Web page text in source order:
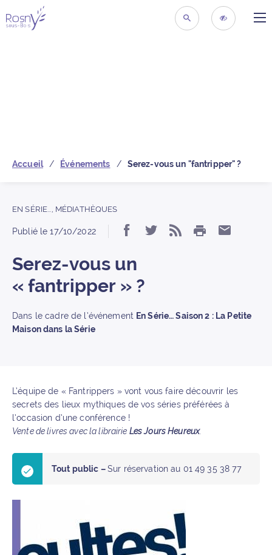
Retour à la pageRECHERCHER
Accueil Événements Serez-vous un "fantripper" ?
EN SÉRIE..., MÉDIATHÈQUES
Publié le17/10/2022 Partager « Serez-
Partager « Serez-
S’abonner
IMPRIMER
Serez-vous un
« fantripper » ?
Dans le cadre de l’événement En Série… Saison 2 : La Petite
Maison dans la Série
L’équipe de « Fantrippers » vont vous faire découvrir les
secrets des lieux mythiques de vos séries préférées à
l’occasion d’une conférence !
Vente de livres avec la librairie Les Jours Heureux.
Tout public –Sur réservation au 01 49 35 38 77